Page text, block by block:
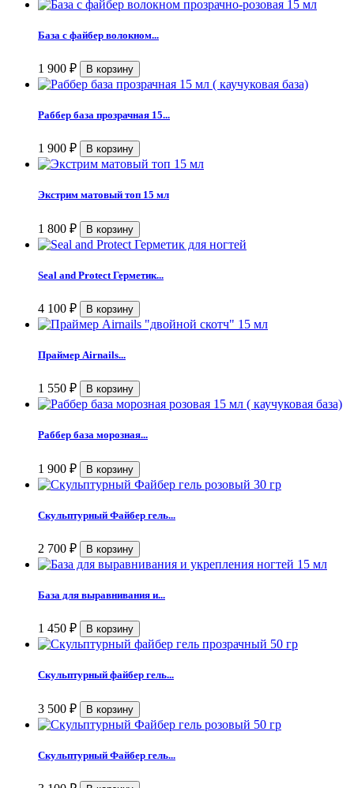
База с файбер волокном...
1 900 ₽
Раббер база прозрачная 15...
1 900 ₽
Экстрим матовый топ 15 мл
1 800 ₽
Seal and Protect Герметик...
4 100 ₽
Праймер Airnails...
1 550 ₽
Раббер база морозная...
1 900 ₽
Скульптурный Файбер гель...
2 700 ₽
База для выравнивания и...
1 450 ₽
Скульптурный файбер гель...
3 500 ₽
Скульптурный Файбер гель...